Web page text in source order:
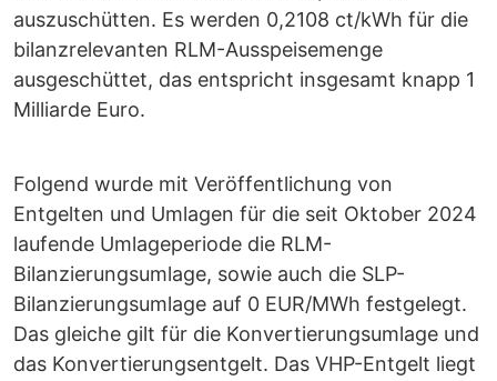
auszuschütten. Es werden 0,2108 ct/kWh für die
bilanzrelevanten RLM-Ausspeisemenge
ausgeschüttet, das entspricht insgesamt knapp 1
Milliarde Euro.
Folgend wurde mit Veröffentlichung von
Entgelten und Umlagen für die seit Oktober 2024
laufende Umlageperiode die RLM-
Bilanzierungsumlage, sowie auch die SLP-
Bilanzierungsumlage auf 0 EUR/MWh festgelegt.
Das gleiche gilt für die Konvertierungsumlage und
das Konvertierungsentgelt. Das VHP-Entgelt liegt